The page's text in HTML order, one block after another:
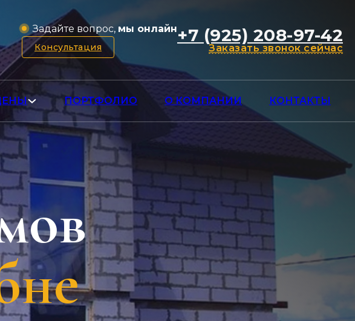
Задайте вопрос, мы онлайн
Консультация
+7 (925) 208-97-42
Заказать звонок сейчас
ПОРТФОЛИО О КОМПАНИИ КОНТАКТЫ